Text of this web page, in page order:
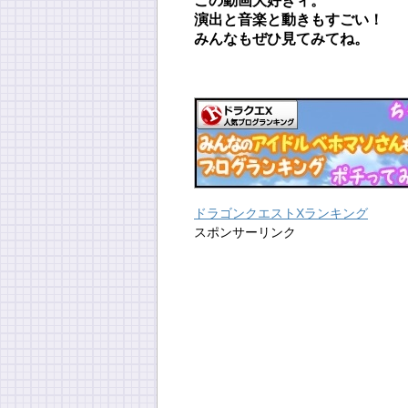
演出と音楽と動きもすごい！
みんなもぜひ見てみてね。
ドラゴンクエストXランキング
スポンサーリンク